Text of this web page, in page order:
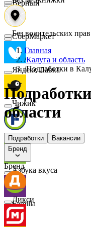
Верный
СберМаркет
Яндекс Лавка
Чижик
FIX PRICE
Азбука вкуса
Familia
Без водительских прав
Главная
/Калуга и область
/Подработки в
области
Подработки
Вакансии
Бренд
Бренд
Дикси